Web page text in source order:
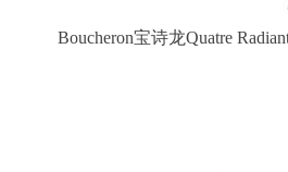
Boucheron宝诗龙Quatre